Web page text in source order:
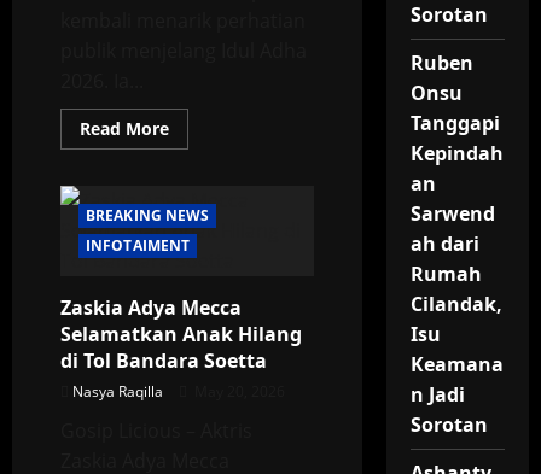
Read MoreRead
more
Siapkan
Sapi
Jumbo
2,4
untuk
Kurban
Idul
Adha
BREAKING NEWS
INFOTAIMENT
Zaskia Adya Mecca
Selamatkan Anak Hilang
di Tol Bandara Soetta
Nasya Raqilla
Sorotan
Ruben
Onsu
Tanggapi
Kepindah
an
Sarwend
ah dari
Rumah
Cilandak,
Isu
Keamana
n Jadi
Sorotan